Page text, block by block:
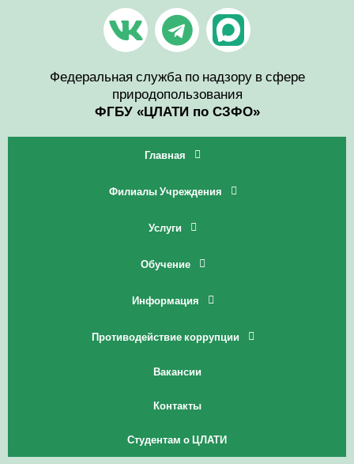
V
k
T
e
l
e
g
r
m
Федеральная служба по надзору в сфере
природопользования
ФГБУ «ЦЛАТИ по СЗФО»
Главная
Филиалы Учреждения
Услуги
Обучение
Информация
Противодействие коррупции
Вакансии
Контакты
Студентам о ЦЛАТИ